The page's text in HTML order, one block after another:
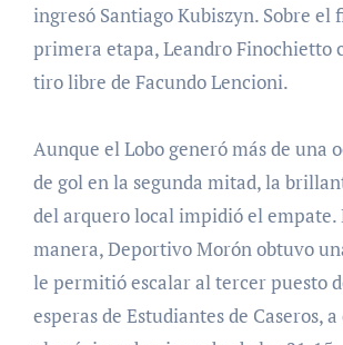
ingresó Santiago Kubiszyn. Sobre el
primera etapa, Leandro Finochietto
tiro libre de Facundo Lencioni.
Aunque el Lobo generó más de una
de gol en la segunda mitad, la
del arquero local impidió el empate.
manera, Deportivo Morón obtuvo
le permitió escalar al tercer puesto
esperas de Estudiantes de Caseros,